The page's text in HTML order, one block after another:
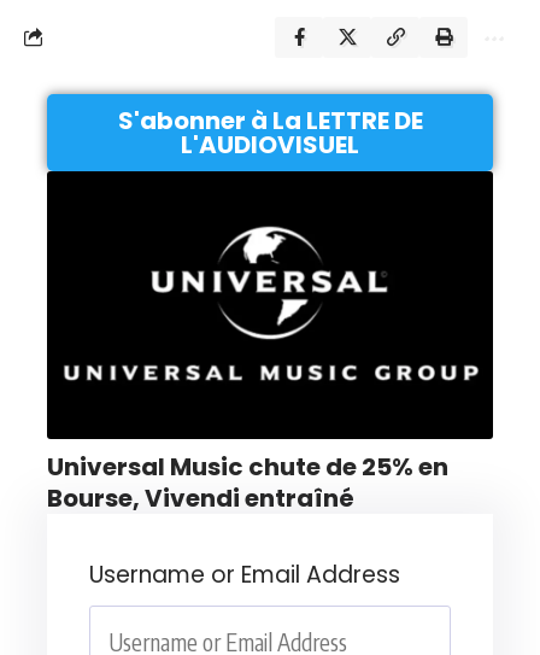
S'abonner à La LETTRE DE
L'AUDIOVISUEL
Universal Music chute de 25% en
Bourse, Vivendi entraîné
Username or Email Address